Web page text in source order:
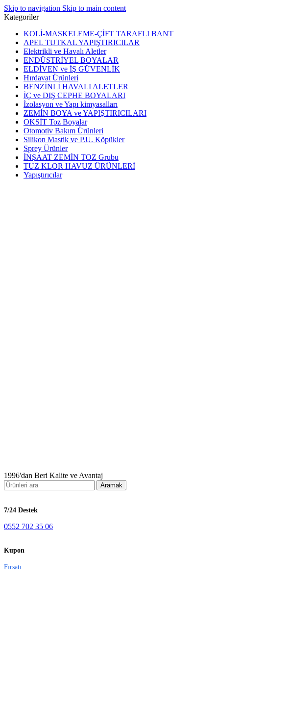
Skip to navigation Skip to main content
Kategoriler
KOLİ-MASKELEME-ÇİFT TARAFLI BANT
APEL TUTKAL YAPIŞTIRICILAR
Elektrikli ve Havalı Aletler
ENDÜSTRİYEL BOYALAR
ELDİVEN ve İŞ GÜVENLİK
Hırdavat Ürünleri
BENZİNLİ HAVALI ALETLER
İÇ ve DIŞ CEPHE BOYALARI
İzolasyon ve Yapı kimyasalları
ZEMİN BOYA ve YAPIŞTIRICILARI
OKSİT Toz Boyalar
Otomotiv Bakım Ürünleri
Silikon Mastik ve P.U. Köpükler
Sprey Ürünler
İNŞAAT ZEMİN TOZ Grubu
TUZ KLOR HAVUZ ÜRÜNLERİ
Yapıştırıcılar
1996'dan Beri Kalite ve Avantaj
Aramak
7/24 Destek
0552 702 35 06
Kupon
Fırsatı